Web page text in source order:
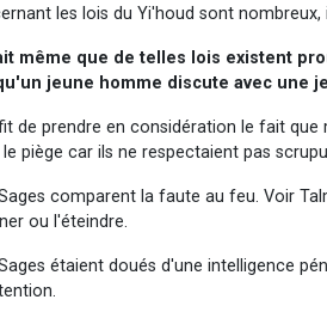
les lois du Yi'houd sont
même que de telles lois existent
jeune homme discute avec une
de prendre en considération le fait
le piège car ils ne respectaient pas
comparent la faute au feu. Voir
ou l'éteindre.
étaient doués d'une intelligence